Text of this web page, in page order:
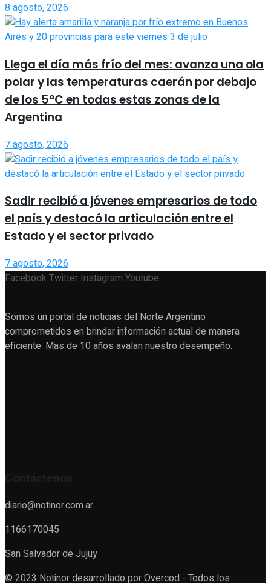
8 agosto, 2026
Llega el día más frío del mes: avanza una ola
polar y las temperaturas caerán por debajo
de los 5°C en todas estas zonas de la
Argentina
7 agosto, 2026
Sadir recibió a jóvenes empresarios de todo
el país y destacó la articulación entre el
Estado y el sector privado
7 agosto, 2026
FacebookTwitterInstagramYoutube
Somos un portal de noticias del Norte Argentino
comprometidos en brindar información actual de manera
eficiente. Mas de 10 años avalan nuestro desempeño.
Contáctenos
diario@notinor.com.ar
1166170045
San Salvador de Jujuy
© 2023 Notinordesarrollado porOvercod - Todos los